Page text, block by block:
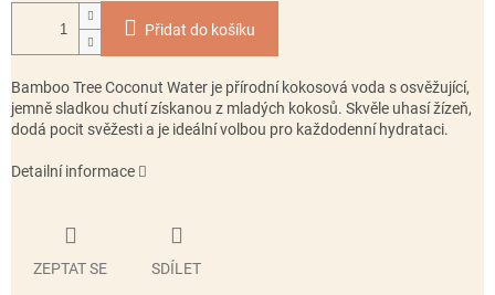
Přidat do košíku
Bamboo Tree Coconut Water je přírodní kokosová voda s osvěžující,
jemně sladkou chutí získanou z mladých kokosů. Skvěle uhasí žízeň,
dodá pocit svěžesti a je ideální volbou pro každodenní hydrataci.
Detailní informace
ZEPTAT SE SDÍLET